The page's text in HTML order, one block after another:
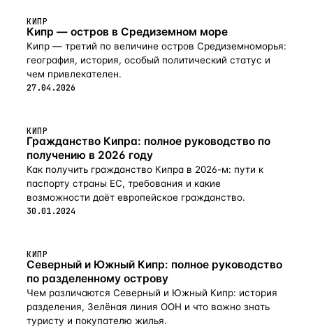
КИПР
Кипр — остров в Средиземном море
Кипр — третий по величине остров Средиземноморья:
география, история, особый политический статус и
чем привлекателен.
27.04.2026
КИПР
Гражданство Кипра: полное руководство по
получению в 2026 году
Как получить гражданство Кипра в 2026-м: пути к
паспорту страны ЕС, требования и какие
возможности даёт европейское гражданство.
30.01.2024
КИПР
Северный и Южный Кипр: полное руководство
по разделенному острову
Чем различаются Северный и Южный Кипр: история
разделения, Зелёная линия ООН и что важно знать
туристу и покупателю жилья.